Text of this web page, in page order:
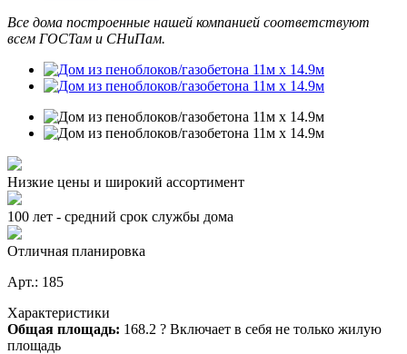
Все дома построенные нашей компанией соответствуют
всем ГОСТам и СНиПам.
Низкие цены и широкий ассортимент
100 лет - средний срок службы дома
Отличная планировка
Арт.: 185
Характеристики
Общая площадь: 168.2 ? Включает в себя не только жилую
площадь